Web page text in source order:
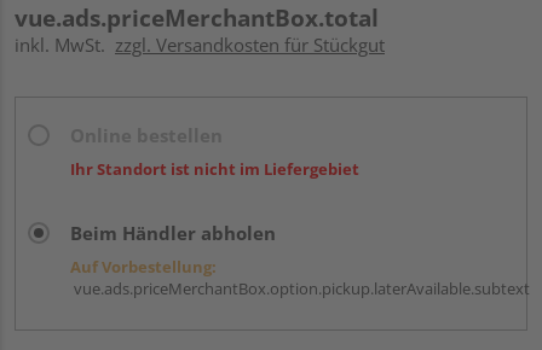
vue.ads.priceMerchantBox.total
inkl. MwSt. zzgl. Versandkosten für Stückgut
Ihr Standort ist nicht im Liefergebiet
Beim Händler abholen
Auf Vorbestellung:
vue.ads.priceMerchantBox.option.pickup.laterAvailable.subtext